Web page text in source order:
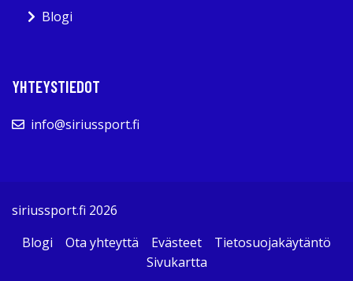
Blogi
YHTEYSTIEDOT
info@siriussport.fi
siriussport.fi 2026
Blogi
Ota yhteyttä Evästeet
Tietosuojakäytäntö
Sivukartta